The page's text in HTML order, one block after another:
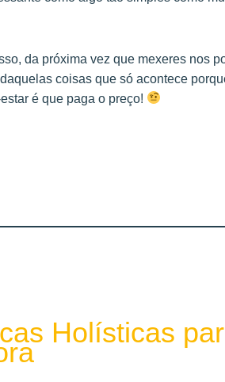
da próxima vez que mexeres nos
coisas que só acontece
é que paga o preço!
Holísticas